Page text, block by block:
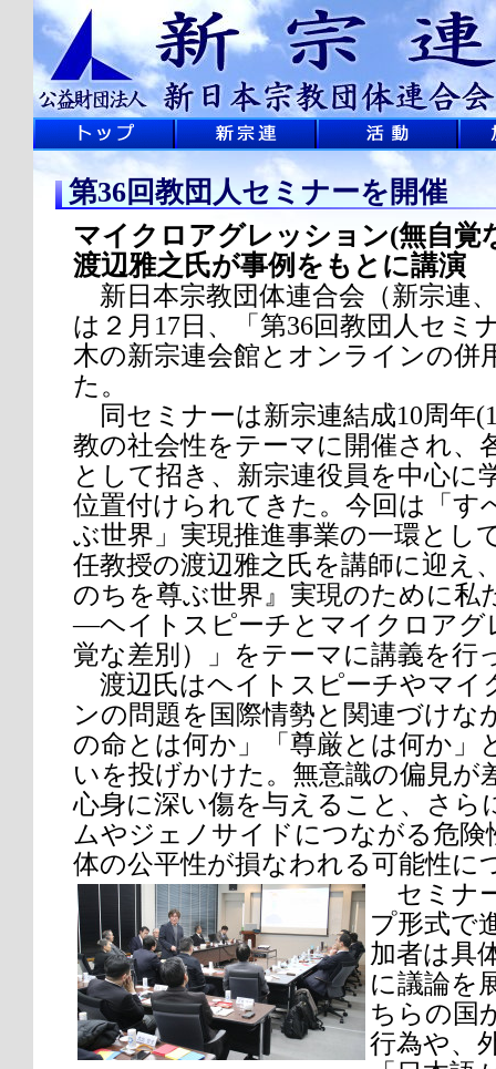
第36回教団人セミナーを開催
マイクロアグレッション(無自覚
渡辺雅之氏が事例をもとに講演
新日本宗教団体連合会（新宗連
は２月17日、「第36回教団人セミ
木の新宗連会館とオンラインの併
た。
同セミナーは新宗連結成10周年
教の社会性をテーマに開催され、
として招き、新宗連役員を中心に
位置付けられてきた。今回は「す
ぶ世界」実現推進事業の一環とし
任教授の渡辺雅之氏を講師に迎え
のちを尊ぶ世界』実現のために私
―ヘイトスピーチとマイクロアグ
覚な差別）」をテーマに講義を行
渡辺氏はヘイトスピーチやマイ
ンの問題を国際情勢と関連づけな
の命とは何か」「尊厳とは何か」
いを投げかけた。無意識の偏見が
心身に深い傷を与えること、さら
ムやジェノサイドにつながる危険
体の公平性が損なわれる可能性に
セミナ
プ形式で
加者は具
に議論を
ちらの国
行為や、